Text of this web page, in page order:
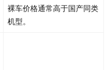
裸车价格通常高于国产同类
机型。